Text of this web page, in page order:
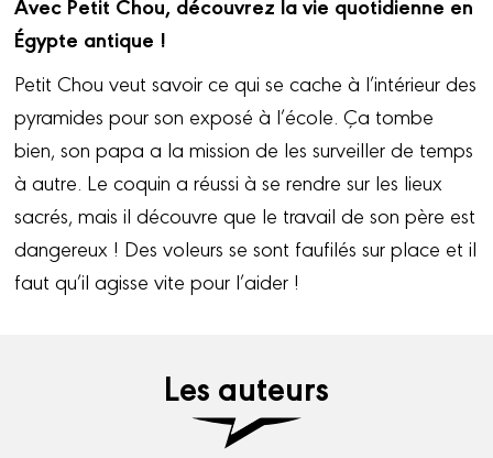
Égypte antique !
Petit Chou veut savoir ce qui se cache à l’intérieur des
pyramides pour son exposé à l’école. Ça tombe
bien, son papa a la mission de les surveiller de temps
à autre. Le coquin a réussi à se rendre sur les lieux
sacrés, mais il découvre que le travail de son père est
dangereux ! Des voleurs se sont faufilés sur place et il
faut qu’il agisse vite pour l’aider !
Les auteurs